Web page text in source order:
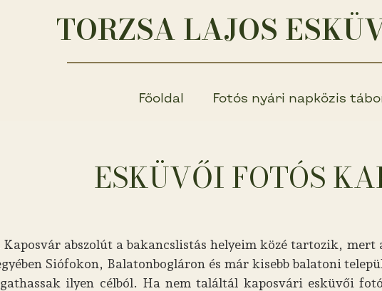
TORZSA LAJOS
Főoldal Fotós nyári napközis
ESKÜVŐI FOTÓS
Kaposvár abszolút a bakancslistás helyeim közé tartozik,
Siófokon, Balatonbogláron és már kisebb balatoni
ilyen célból. Ha nem találtál kaposvári esküvői